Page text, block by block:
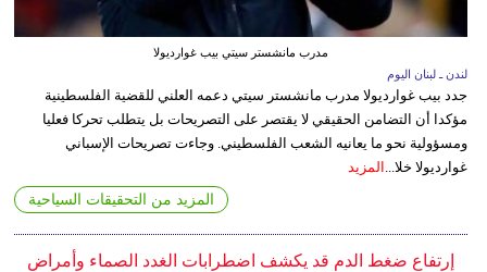
مدرب مانشستر سيتي بيب غوارديولا
لندن ـ لبنان اليوم
جدد بيب غوارديولا مدرب مانشستر سيتي دعمه العلني للقضية الفلسطينية
مؤكدا أن التضامن الحقيقي لا يقتصر على التصريحات بل يتطلب تحركا فعليا
ومسؤولية نحو ما يعانيه الشعب الفلسطيني. وجاءت تصريحات الإسباني
غوارديولا خلا... المزيد
المزيد من التحقيقات السياحية
إرتفاع ضغط الدم قد يكشف اضطرابات الغدد الصماء وأمراض